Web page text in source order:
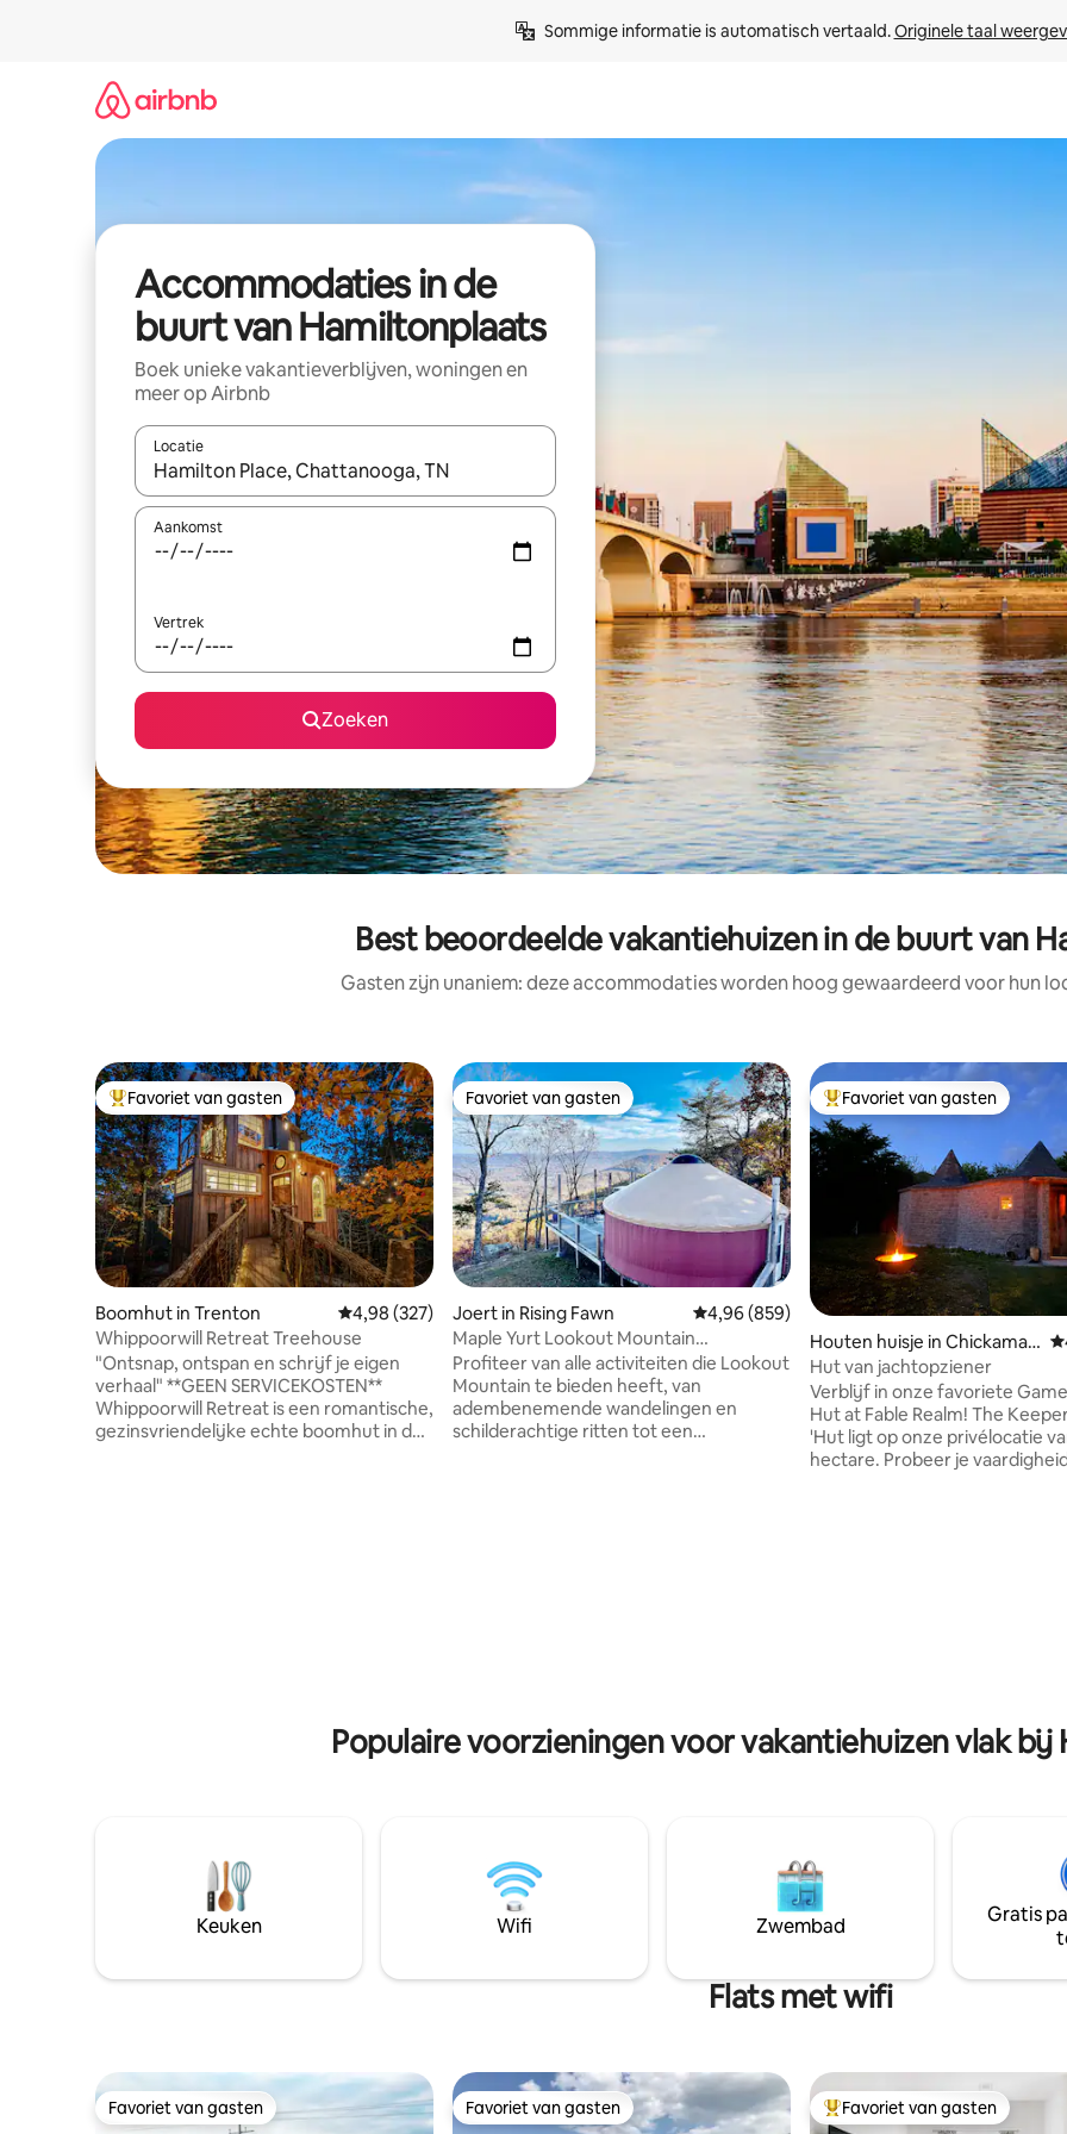
Sommige informatie is automatisch vertaald. Originele taal
Accommodaties in de
buurt van Hamiltonplaats
Boek unieke vakantieverblijven, woningen en
meer op Airbnb
Locatie
Wanneer er resultaten beschikbaar zijn, maak je een keuze met je de pijltjestoetsen omhoog en omlaag, óf door te
Aankomst
Vertrek
Zoeken
Best beoordeelde vakantiehuizen in de buurt van
Gasten zijn unaniem: deze accommodaties worden hoog gewaardeerd voor hun
Topfavoriet van gasten
Favoriet van gasten
Boomhut in Trenton Gemiddelde beoordeling van 4,98 op 5, 327 recensies
4,98 (327)
Whippoorwill Retreat Treehouse
"Ontsnap, ontspan en schrijf je eigen
verhaal" **GEEN SERVICEKOSTEN**
Whippoorwill Retreat is een romantische,
gezinsvriendelijke echte boomhut in de
Favoriet van gasten
Favoriet van gasten
Joert in Rising Fawn Gemiddelde beoordeling van 4,96 op 5, 859
4,96 (859)
Maple Yurt Lookout Mountain
Chattanooga Glamping
Profiteer van alle activiteiten die Lookout
Mountain te bieden heeft, van
adembenemende wandelingen en
schilderachtige ritten tot een
Topfavoriet van gasten
Favoriet van gasten
Houten huisje in Chickamau
ga
Hut van jachtopziener
Verblijf in onze favoriete
Hut at Fable Realm! The
'Hut ligt op onze privélocatie
hectare. Probeer je
Populaire voorzieningen voor vakantiehuizen vlak
Keuken Wifi Zwembad
Gratis
Flats met wifi
Favoriet van gasten
Favoriet van gasten Favoriet van gasten
Favoriet van gasten Topfavoriet van gasten
Favoriet van gasten